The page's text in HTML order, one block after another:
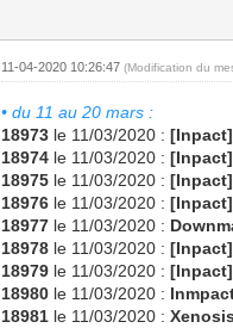
11-04-2020 10:26:47(Modification du
• du 11 au 20 mars :
18973 le 11/03/2020 :
18974 le 11/03/2020 :
18975 le 11/03/2020 :
18976 le 11/03/2020 :
18977 le 11/03/2020 :
18978 le 11/03/2020 :
18979 le 11/03/2020 :
18980 le 11/03/2020 :
18981 le 11/03/2020 :Xenosis